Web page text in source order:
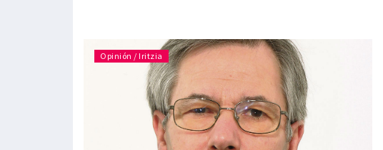
Opinión / Iritzia